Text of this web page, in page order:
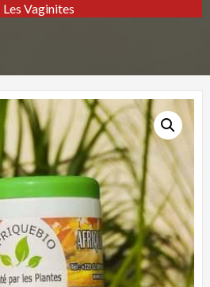
Les Vaginites